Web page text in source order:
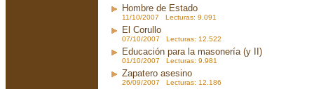
Hombre de Estado
11/10/2007 Lecturas: 9.091
El Corullo
07/10/2007 Lecturas: 12.522
Educación para la masonería (y II)
01/10/2007 Lecturas: 9.981
Zapatero asesino
26/09/2007 Lecturas: 12.186